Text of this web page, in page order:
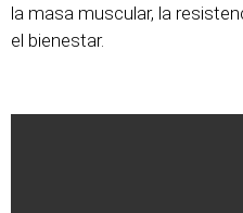
la masa muscular, la
el bienestar.